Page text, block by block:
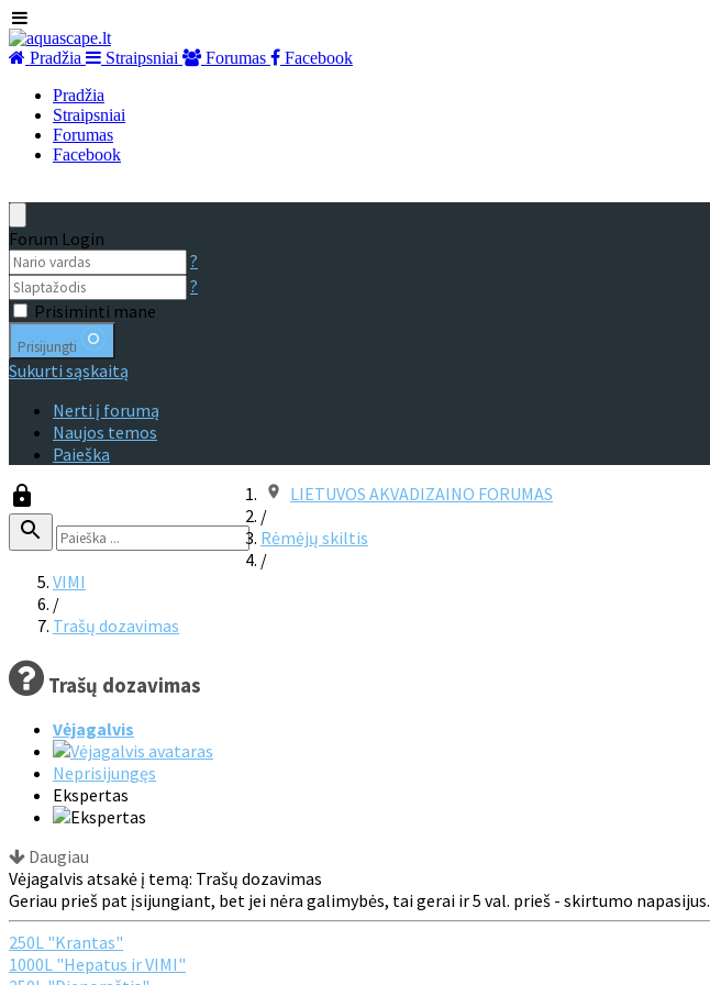
Pradžia Straipsniai Forumas
Facebook
Pradžia
Straipsniai
Forumas
Facebook
Forum Login
?
?
Prisiminti mane
Prisijungti
Sukurti sąskaitą
Nerti į forumą
Naujos temos
Paieška
LIETUVOS AKVADIZAINO FORUMAS
/
Rėmėjų skiltis
/
VIMI
/
Trašų dozavimas
Trašų dozavimas
Vėjagalvis
Neprisijungęs
Ekspertas
Daugiau
Vėjagalvis atsakė į temą: Trašų dozavimas
Geriau prieš pat įsijungiant, bet jei nėra galimybės, tai gerai ir 5 val. prieš - skirtumo napasijus.
250L "Krantas"
1000L "Hepatus ir VIMI"